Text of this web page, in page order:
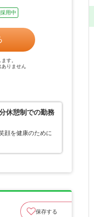
用中
す。
りません
休憩制での勤務
顔を健康のために
保存する